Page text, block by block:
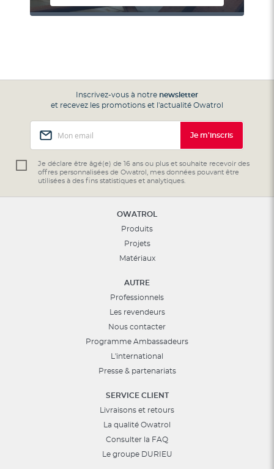
Inscrivez-vous à notre newsletter
et recevez les promotions et l'actualité Owatrol
notre
lettre
d’information
Je m'inscris
Je déclare être âgé(e) de 16 ans ou plus et souhaite recevoir des
offres personnalisées de Owatrol, mes données pouvant être
utilisées à des fins statistiques et analytiques.
OWATROL
Produits
Projets
Matériaux
AUTRE
Professionnels
Les revendeurs
Nous contacter
Programme Ambassadeurs
L'international
Presse & partenariats
SERVICE CLIENT
Livraisons et retours
La qualité Owatrol
Consulter la FAQ
Le groupe DURIEU